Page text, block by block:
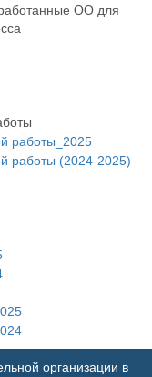
ОО для
работы_2025
работы (2024-2025)
организации в